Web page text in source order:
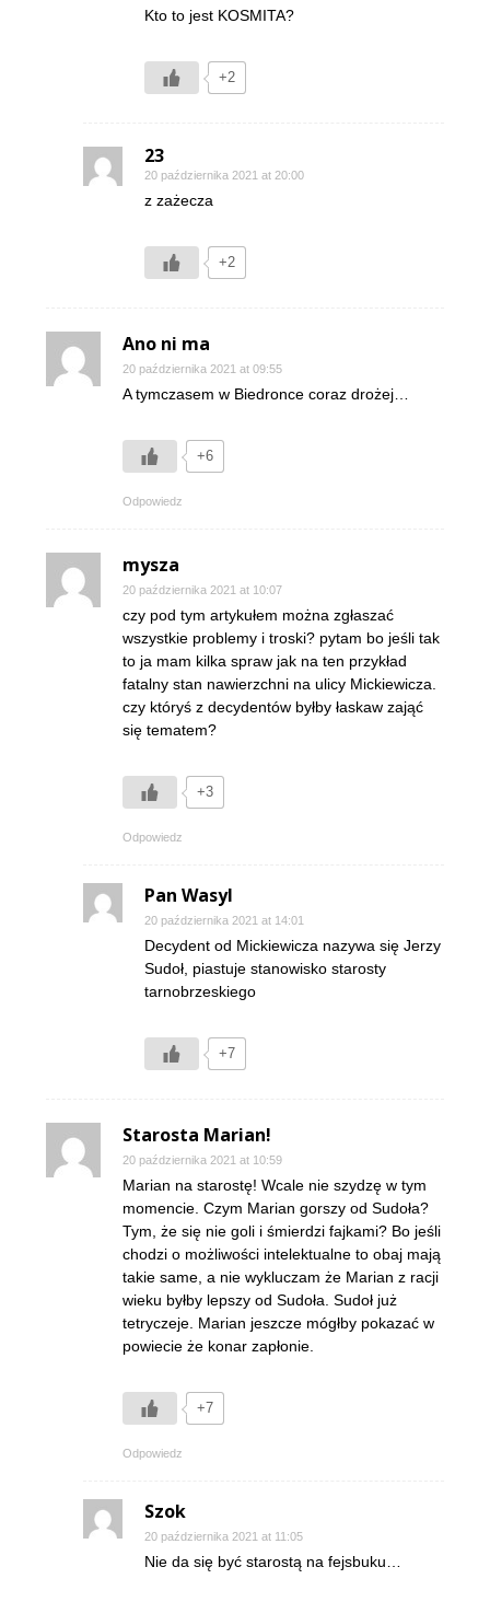
Kto to jest KOSMITA?
+2
23
20 października 2021 at 20:00
z zażecza
+2
Ano ni ma
20 października 2021 at 09:55
A tymczasem w Biedronce coraz drożej…
+6
Odpowiedz
mysza
20 października 2021 at 10:07
czy pod tym artykułem można zgłaszać
wszystkie problemy i troski? pytam bo jeśli tak
to ja mam kilka spraw jak na ten przykład
fatalny stan nawierzchni na ulicy Mickiewicza.
czy któryś z decydentów byłby łaskaw zająć
się tematem?
+3
Odpowiedz
Pan Wasyl
20 października 2021 at 14:01
Decydent od Mickiewicza nazywa się Jerzy
Sudoł, piastuje stanowisko starosty
tarnobrzeskiego
+7
Starosta Marian!
20 października 2021 at 10:59
Marian na starostę! Wcale nie szydzę w tym
momencie. Czym Marian gorszy od Sudoła?
Tym, że się nie goli i śmierdzi fajkami? Bo jeśli
chodzi o możliwości intelektualne to obaj mają
takie same, a nie wykluczam że Marian z racji
wieku byłby lepszy od Sudoła. Sudoł już
tetryczeje. Marian jeszcze mógłby pokazać w
powiecie że konar zapłonie.
+7
Odpowiedz
Szok
20 października 2021 at 11:05
Nie da się być starostą na fejsbuku…